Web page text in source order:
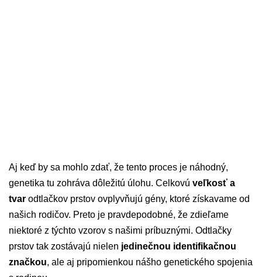
Aj keď by sa mohlo zdať, že tento proces je náhodný,
genetika tu zohráva dôležitú úlohu. Celkovú veľkosť a
tvar odtlačkov prstov ovplyvňujú gény, ktoré získavame od
našich rodičov. Preto je pravdepodobné, že zdieľame
niektoré z týchto vzorov s našimi príbuznými. Odtlačky
prstov tak zostávajú nielen jedinečnou identifikačnou
značkou, ale aj pripomienkou nášho genetického spojenia